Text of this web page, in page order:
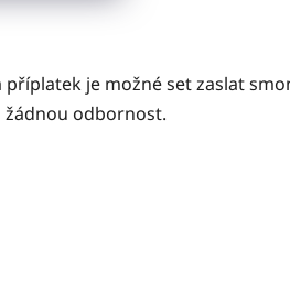
je možné set zaslat
žádnou odbornost.